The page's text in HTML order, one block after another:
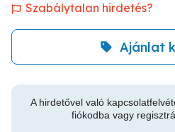
Szabálytalan hirdetés?
Ajánlat
A hirdetővel való
fiókodba vagy